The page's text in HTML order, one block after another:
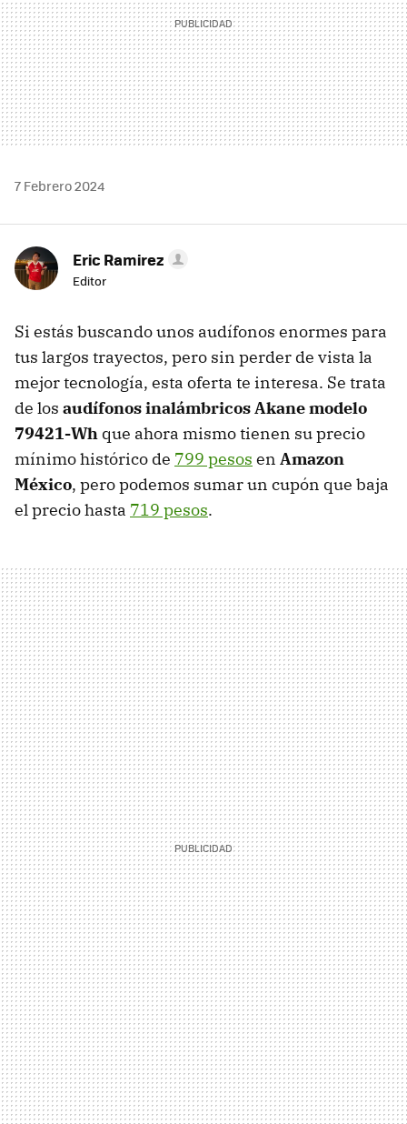
7 Febrero 2024
Eric Ramirez
Editor
Si estás buscando unos audífonos enormes para
tus largos trayectos, pero sin perder de vista la
mejor tecnología, esta oferta te interesa. Se trata
de los audífonos inalámbricos Akane modelo
79421-Wh que ahora mismo tienen su precio
mínimo histórico de 799 pesos en Amazon
México, pero podemos sumar un cupón que baja
el precio hasta 719 pesos.